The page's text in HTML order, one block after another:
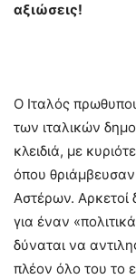
αξιώσεις!
Ο Ιταλός
των ιταλικών
κλειδιά, με
όπου
Αστέρων. Αρκετοί
για έναν
δύναται να
πλέον όλο του το